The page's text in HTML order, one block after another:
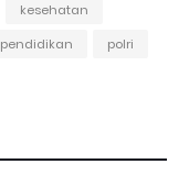
kesehatan
pendidikan
polri